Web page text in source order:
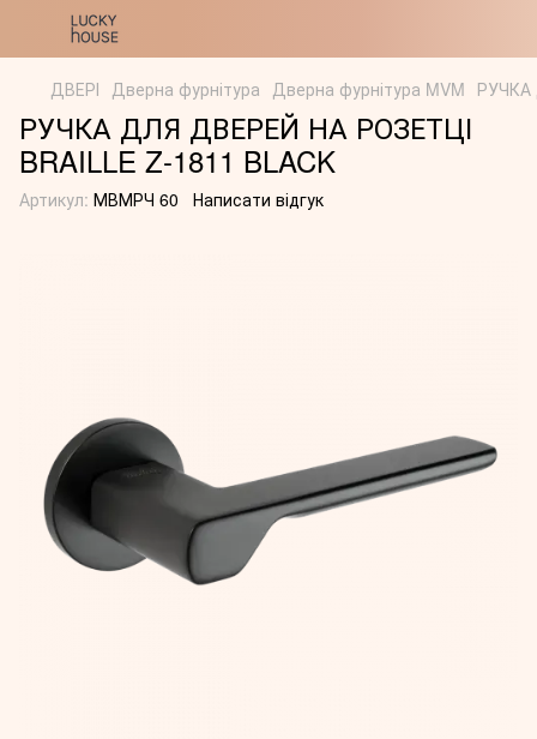
ДВЕРІ Дверна фурнітура Дверна фурнітура MVM РУЧКА
РУЧКА ДЛЯ ДВЕРЕЙ НА РОЗЕТЦІ
BRAILLE Z-1811 BLACK
Артикул: МВМРЧ 60 Написати відгук